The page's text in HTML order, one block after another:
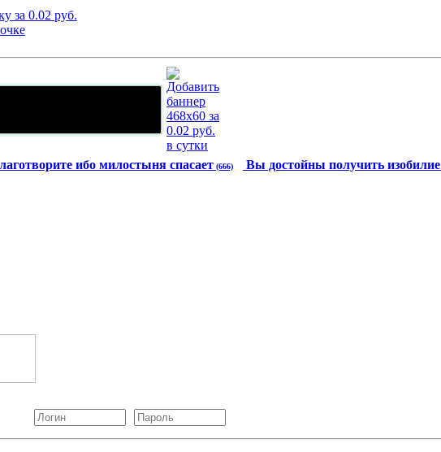
ибо милостыня спасает (666) Вы достойны получить изобилие